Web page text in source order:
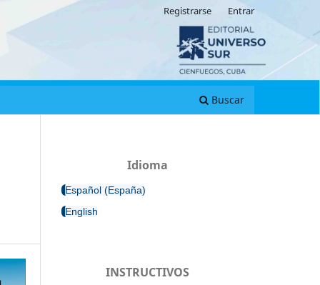
Buscar
Registrarse Entrar
Idioma
Español (España)
English
INSTRUCTIVOS